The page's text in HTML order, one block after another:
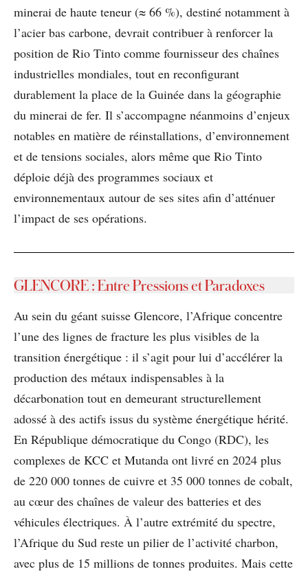
minerai de haute teneur (≈ 66 %), destiné notamment à
l’acier bas carbone, devrait contribuer à renforcer la
position de Rio Tinto comme fournisseur des chaînes
industrielles mondiales, tout en reconfigurant
durablement la place de la Guinée dans la géographie
du minerai de fer. Il s’accompagne néanmoins d’enjeux
notables en matière de réinstallations, d’environnement
et de tensions sociales, alors même que Rio Tinto
déploie déjà des programmes sociaux et
environnementaux autour de ses sites afin d’atténuer
l’impact de ses opérations.
GLENCORE : Entre Pressions et Paradoxes
Au sein du géant suisse Glencore, l’Afrique concentre
l’une des lignes de fracture les plus visibles de la
transition énergétique : il s’agit pour lui d’accélérer la
production des métaux indispensables à la
décarbonation tout en demeurant structurellement
adossé à des actifs issus du système énergétique hérité.
En République démocratique du Congo (RDC), les
complexes de KCC et Mutanda ont livré en 2024 plus
de 220 000 tonnes de cuivre et 35 000 tonnes de cobalt,
au cœur des chaînes de valeur des batteries et des
véhicules électriques. À l’autre extrémité du spectre,
l’Afrique du Sud reste un pilier de l’activité charbon,
avec plus de 15 millions de tonnes produites. Mais cette